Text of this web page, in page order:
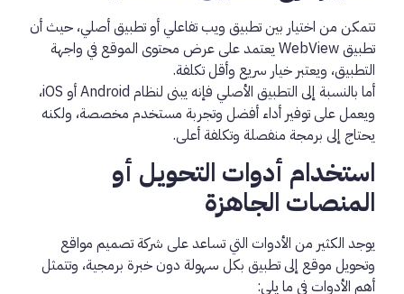
تتمكن من اختيار بين تطبيق ويب تفاعلي أو تطبيق أصلي، حيث أن
تطبيق WebView يعتمد على عرض محتوى الموقع في واجهة
التطبيق، ويعتبر خيار سريع وأقل تكلفة.
أما بالنسبة إلى التطبيق الأصلي فإنه يبنى لنظام Android أو iOS،
ويعمل على توفير أداء أفضل وتجربة مستخدم مخصصة، ولكنه
يحتاج إلى برمجة منفصلة وتكلفة أعلى.
استخدام أدوات التحويل أو
المنصات الجاهزة
يوجد الكثير من الأدوات التي تساعد على شركة تصميم مواقع
وتحويل موقع إلى تطبيق بكل سهولة دون خبرة برمجية، وتتمثل
أهم الأدوات في ما يلي: